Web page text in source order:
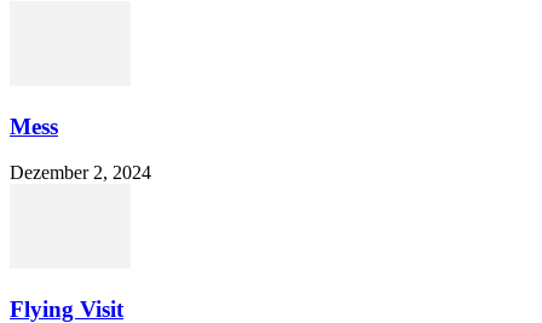
Mess
Dezember 2, 2024
Flying Visit